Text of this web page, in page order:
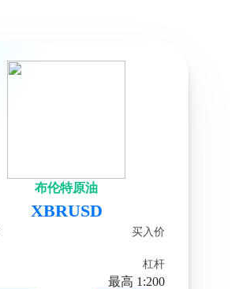
布伦特原油
XBRUSD
买入价
杠杆
最高 1:200